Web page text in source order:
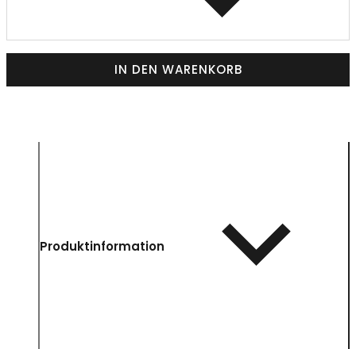
IN DEN WARENKORB
Produktinformation